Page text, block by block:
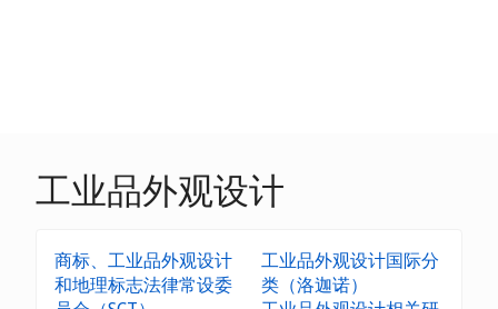
工业品外观设计
商标、工业品外观设计
和地理标志法律常设委
工业品外观设计国际分
类（洛迦诺）